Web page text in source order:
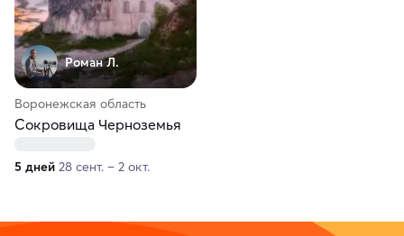
Роман Л.
Воронежская область
Сокровища Черноземья
5 дней 28 сент. – 2 окт.